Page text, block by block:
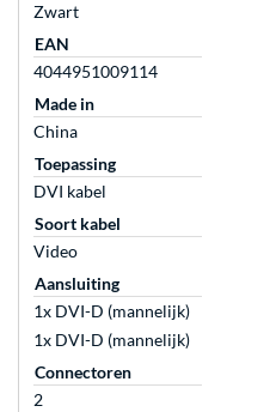
Zwart
EAN
4044951009114
Made in
China
Toepassing
DVI kabel
Soort kabel
Video
Aansluiting
1x DVI-D (mannelijk)
1x DVI-D (mannelijk)
Connectoren
2